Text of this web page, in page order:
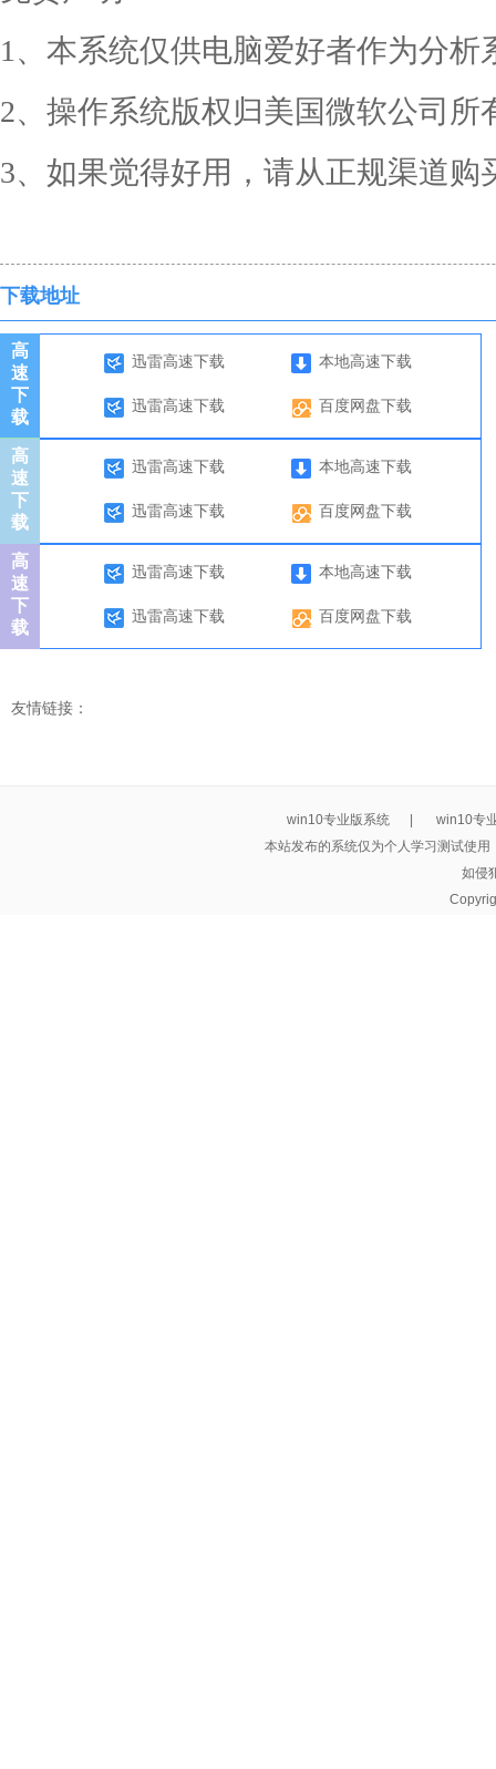
1、本系统仅供电脑爱好者作为分析
2、操作系统版权归美国微软公司所
3、如果觉得好用，请从正规渠道购
下载地址
高
速
下
载
迅雷高速下载 本地高速下载
迅雷高速下载 百度网盘下载
高
速
下
载
迅雷高速下载 本地高速下载
迅雷高速下载 百度网盘下载
高
速
下
载
迅雷高速下载 本地高速下载
迅雷高速下载 百度网盘下载
友情链接：
win10专业版系统 |
win10专
本站发布的系统仅为个人学习测试使
如侵